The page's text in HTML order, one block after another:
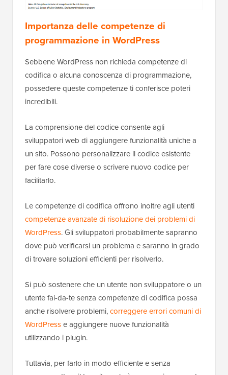
Importanza delle competenze di
programmazione in WordPress
Sebbene WordPress non richieda competenze di
codifica o alcuna conoscenza di programmazione,
possedere queste competenze ti conferisce poteri
incredibili.
La comprensione del codice consente agli
sviluppatori web di aggiungere funzionalità uniche a
un sito. Possono personalizzare il codice esistente
per fare cose diverse o scrivere nuovo codice per
facilitarlo.
Le competenze di codifica offrono inoltre agli utenti
competenze avanzate di risoluzione dei problemi di
WordPress. Gli sviluppatori probabilmente sapranno
dove può verificarsi un problema e saranno in grado
di trovare soluzioni efficienti per risolverlo.
Si può sostenere che un utente non sviluppatore o un
utente fai-da-te senza competenze di codifica possa
anche risolvere problemi,correggere errori comuni di
WordPresse aggiungere nuove funzionalità
utilizzando i plugin.
Tuttavia, per farlo in modo efficiente e senza